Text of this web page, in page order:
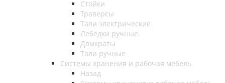
Стойки
Траверсы
Тали электрические
Лебедки ручные
Домкраты
Тали ручные
Системы хранения и рабочая мебель
Назад